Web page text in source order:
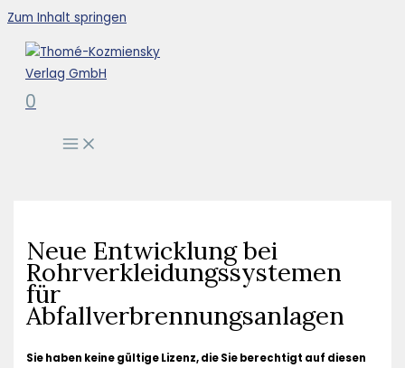
Zum Inhalt springen
0
Neue Entwicklung bei
Rohrverkleidungssystemen
für
Abfallverbrennungsanlagen
Sie haben keine gültige Lizenz, die Sie berechtigt auf diesen